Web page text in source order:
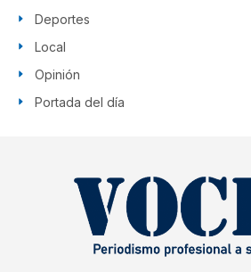
Deportes
Local
Opinión
Portada del día